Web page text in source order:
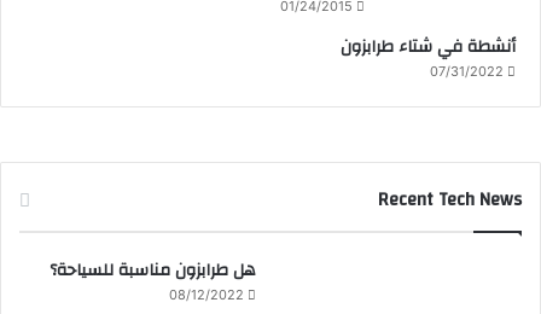
01/24/2015
أنشطة في شتاء طرابزون
07/31/2022
Recent Tech News
هل طرابزون مناسبة للسياحة؟
08/12/2022